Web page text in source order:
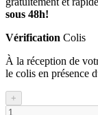
sous 48h!
Vérification Colis
À la réception de
le colis en présence
+